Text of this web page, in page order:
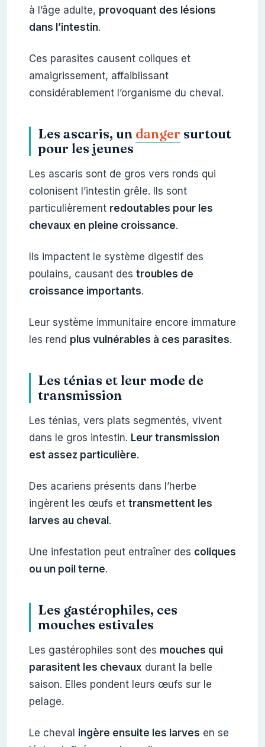
à l’âge adulte, provoquant des lésions
dans l’intestin.
Ces parasites causent coliques et
amaigrissement, affaiblissant
considérablement l’organisme du cheval.
Les ascaris, un danger surtout
pour les jeunes
Les ascaris sont de gros vers ronds qui
colonisent l’intestin grêle. Ils sont
particulièrement redoutables pour les
chevaux en pleine croissance.
Ils impactent le système digestif des
poulains, causant des troubles de
croissance importants.
Leur système immunitaire encore immature
les rend plus vulnérables à ces parasites.
Les ténias et leur mode de
transmission
Les ténias, vers plats segmentés, vivent
dans le gros intestin. Leur transmission
est assez particulière.
Des acariens présents dans l’herbe
ingèrent les œufs et transmettent les
larves au cheval .
Une infestation peut entraîner des coliques
ou un poil terne.
Les gastérophiles, ces
mouches estivales
Les gastérophiles sont des mouches qui
parasitent les chevaux durant la belle
saison. Elles pondent leurs œufs sur le
pelage.
Le cheval ingère ensuite les larves en se